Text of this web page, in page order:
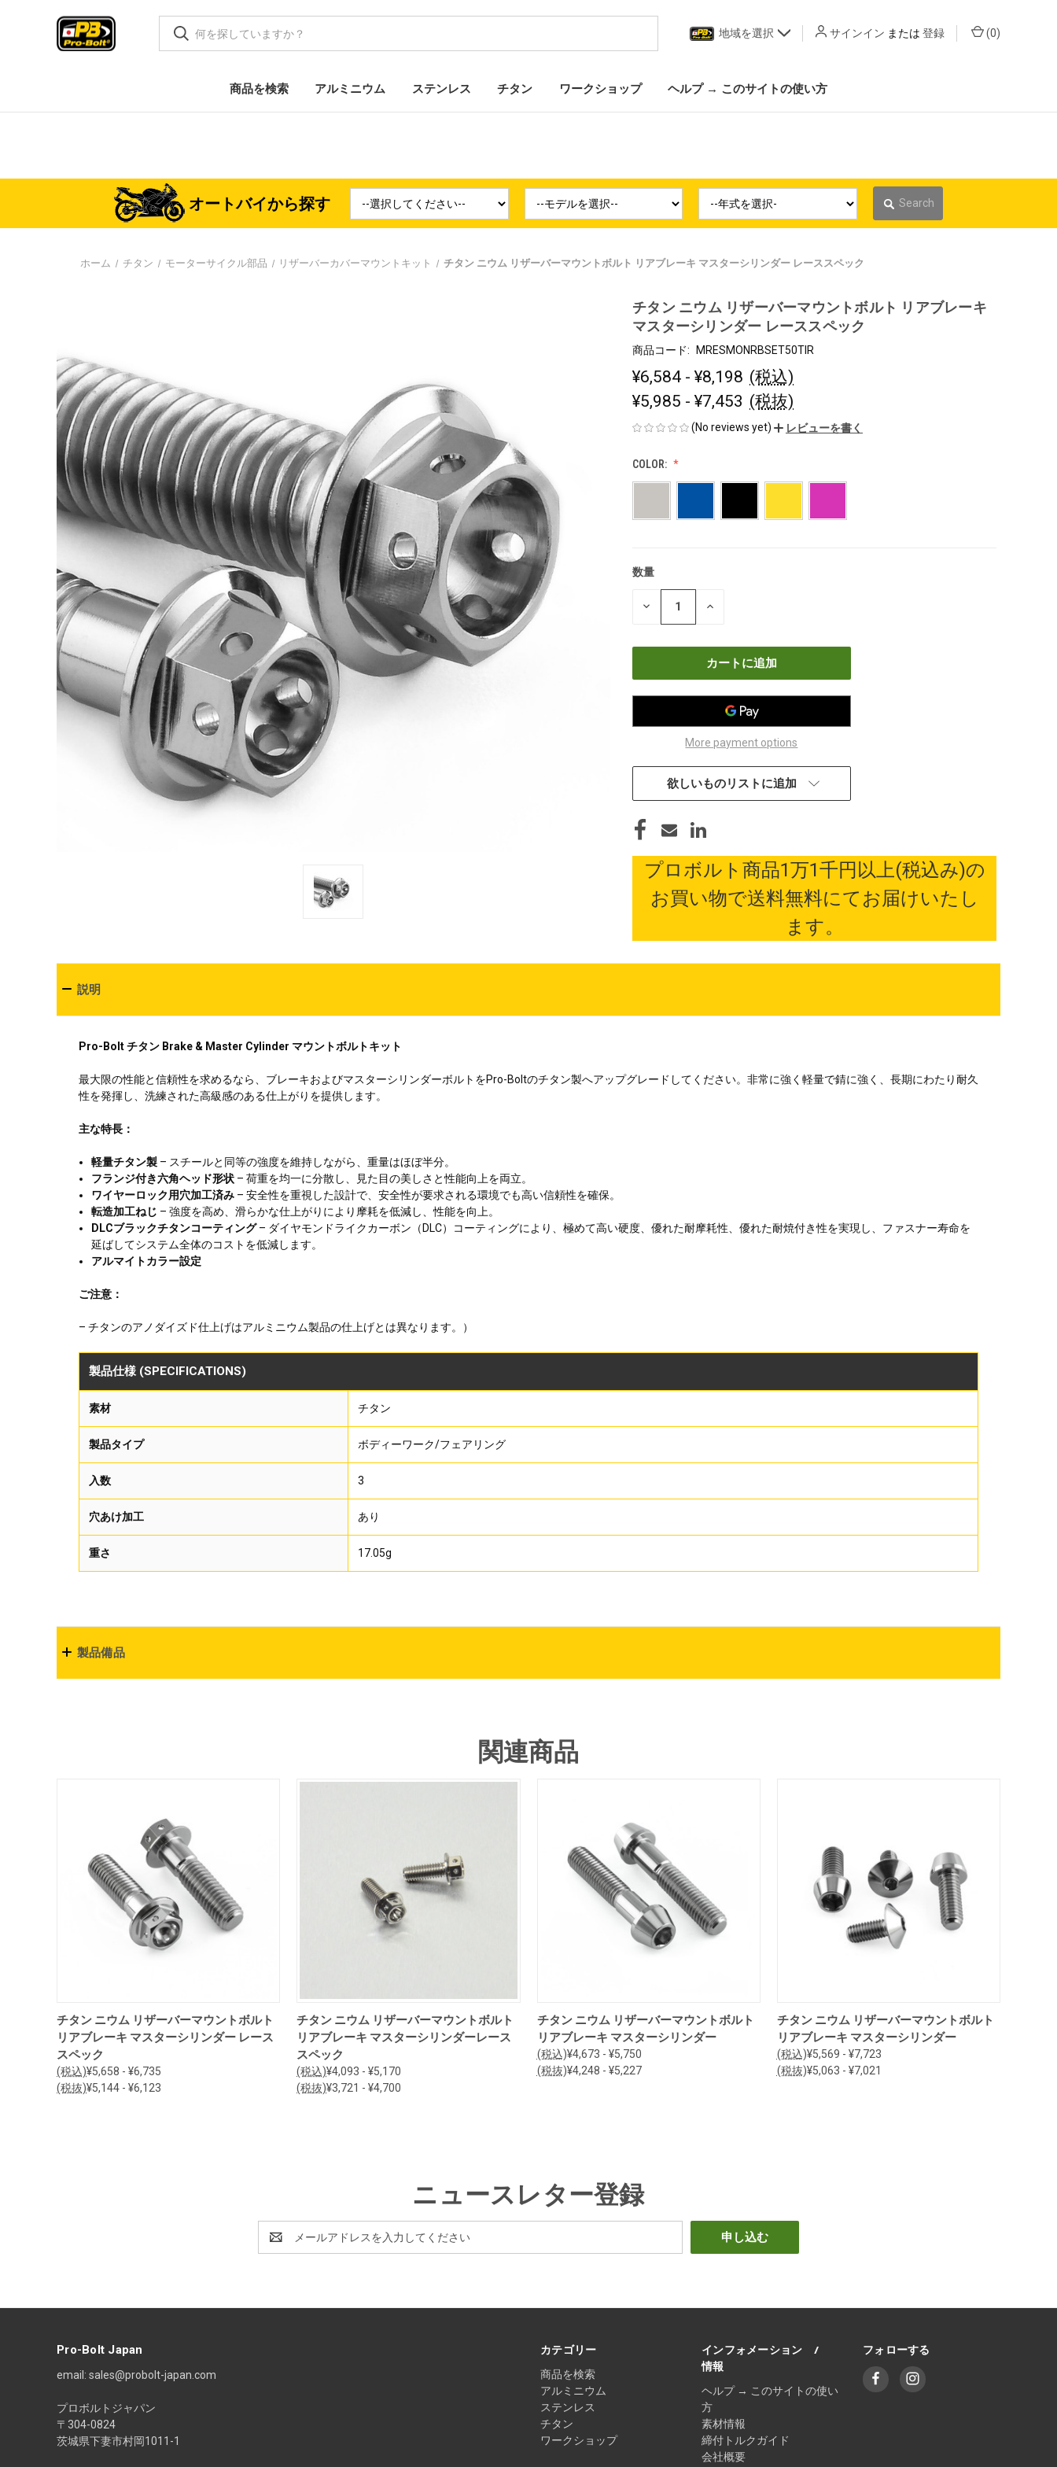
地域を選択 サインイン または 登録 (0)
商品を検索 アルミニウム ステンレス チタン ワークショップ ヘルプ → このサイトの使い方
オートバイから探す Search
ホーム チタン モーターサイクル部品 リザーバーカバーマウントキット チタン ニウム リザーバーマウントボルト リアブレーキ マスターシリンダー レーススペック
チタン ニウム リザーバーマウントボルト リアブレーキ
マスターシリンダー レーススペック
商品コード: MRESMONRBSET50TIR
¥6,584 - ¥8,198 (税込)
¥5,985 - ¥7,453 (税抜)
(No reviews yet) レビューを書く
COLOR:
現
数量
数
ら
数
や
す
More payment options
欲しいものリストに追加
プロボルト商品1万1千円以上(税込み)の
お買い物で送料無料にてお届けいたし
ます。
説明
Pro-Bolt チタン Brake & Master Cylinder マウントボルトキット
最大限の性能と信頼性を求めるなら、ブレーキおよびマスターシリンダーボルトをPro-Boltのチタン製へアップグレードしてください。非常に強く軽量で錆に強く、長期にわたり耐久
性を発揮し、洗練された高級感のある仕上がりを提供します。
主な特長：
軽量チタン製 – スチールと同等の強度を維持しながら、重量はほぼ半分。
フランジ付き六角ヘッド形状 – 荷重を均一に分散し、見た目の美しさと性能向上を両立。
ワイヤーロック用穴加工済み – 安全性を重視した設計で、安全性が要求される環境でも高い信頼性を確保。
転造加工ねじ – 強度を高め、滑らかな仕上がりにより摩耗を低減し、性能を向上。
DLCブラックチタンコーティング– ダイヤモンドライクカーボン（DLC）コーティングにより、極めて高い硬度、優れた耐摩耗性、優れた耐焼付き性を実現し、ファスナー寿命を
延ばしてシステム全体のコストを低減します。
アルマイトカラー設定
ご注意：
– チタンのアノダイズド仕上げはアルミニウム製品の仕上げとは異なります。）
製品仕様 (SPECIFICATIONS)
素材 チタン
製品タイプ ボディーワーク/フェアリング
入数 3
穴あけ加工 あり
重さ 17.05g
製品備品
関連商品
オプションを見る
チタン ニウム リザーバーマウントボルト
リアブレーキ マスターシリンダー レース
スペック
¥5,658 - ¥6,735
(税込)
¥5,144 - ¥6,123
(税抜)
オプションを見る
チタン ニウム リザーバーマウントボルト
リアブレーキ マスターシリンダーレース
スペック
¥4,093 - ¥5,170
(税込)
¥3,721 - ¥4,700
(税抜)
オプションを見る
チタン ニウム リザーバーマウントボルト
リアブレーキ マスターシリンダー
¥4,673 - ¥5,750
(税込)
¥4,248 - ¥5,227
(税抜)
オプションを見る
チタン ニウム リザーバーマウントボルト
リアブレーキ マスターシリンダー
¥5,569 - ¥7,723
(税込)
¥5,063 - ¥7,021
(税抜)
ニュースレター登録
ド
カテゴリー
商品を検索
アルミニウム
ステンレス
チタン
ワークショップ
インフォメーション /
情報
ヘルプ → このサイトの使い
方
素材情報
締付トルクガイド
会社概要
フォローする
Pro-Bolt Japan
email: sales@probolt-japan.com
プロボルトジャパン
〒304-0824
茨城県下妻市村岡1011-1